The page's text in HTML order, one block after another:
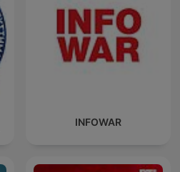
INFOWAR